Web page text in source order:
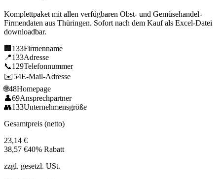
Komplettpaket mit allen verfügbaren Obst- und Gemüsehandel-
Firmendaten aus Thüringen. Sofort nach dem Kauf als Excel-Datei
downloadbar.
🏢 133Firmenname
📍133Adresse
📞129Telefonnummer
✉️54E-Mail-Adresse
🌐48Homepage
👤69Ansprechpartner
👥133Unternehmensgröße
Gesamtpreis (netto)
23,14 €
38,57 €40% Rabatt
zzgl. gesetzl. USt.